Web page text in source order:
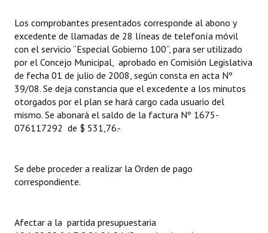
Informes de Unidad Coordinadora
Ejecución Presupuestaria
Actas de Audiencias Públicas
NORMATIVA
Comunicaciones
Resoluciones
Los comprobantes presentados corresponde al abono y
excedente de llamadas de 28 líneas de telefonía móvil
con el servicio “Especial Gobierno 100”, para ser utilizado
por el Concejo Municipal, aprobado en Comisión Legislativa
de fecha 01 de julio de 2008, según consta en acta Nº
39/08. Se deja constancia que el excedente a los minutos
otorgados por el plan se hará cargo cada usuario del
mismo. Se abonará el saldo de la factura Nº 1675-
076117292 de $ 531,76.-
Se debe proceder a realizar la Orden de pago
correspondiente.
Afectar a la partida presupuestaria